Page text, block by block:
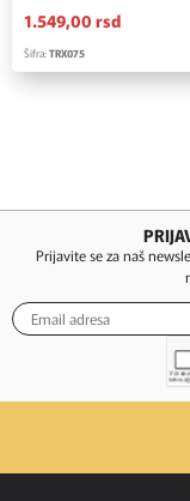
1.549,00 rsd
Šifra:TRX075
Prijavite se za naš